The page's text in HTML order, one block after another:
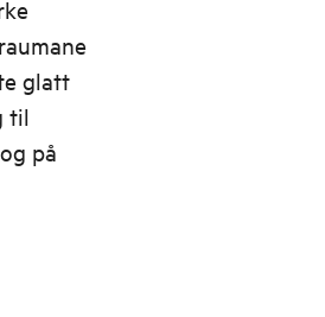
glatt
til
på